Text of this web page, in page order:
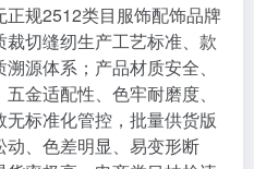
正规2512类目服饰配饰品牌
切缝纫生产工艺标准、款
源体系；产品材质安全、
金适配性、色牢耐磨度、
标准化管控，批量供货版
、色差明显、易变形断